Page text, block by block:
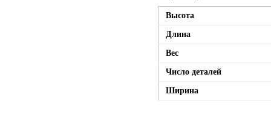
Высота
Длина
Вес
Число деталей
Ширина